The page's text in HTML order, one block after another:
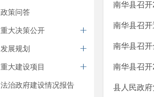
政策问答
重大决策公开
发展规划
重大建设项目
法治政府建设情况报告
南华县召
南华县召
南华县召
南华县召
县人民政